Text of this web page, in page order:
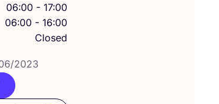
06:00 - 17:00
06:00 - 16:00
Closed
/2023